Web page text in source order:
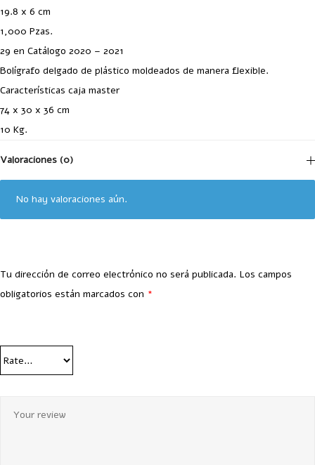
19.8 x 6 cm
1,000 Pzas.
29 en Catálogo 2020 – 2021
Bolígrafo delgado de plástico moldeados de manera flexible.
Características caja master
74 x 30 x 36 cm
10 Kg.
Valoraciones (0)
No hay valoraciones aún.
Tu dirección de correo electrónico no será publicada. Los campos
obligatorios están marcados con *